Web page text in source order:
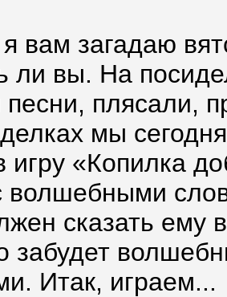
загадаю
ли вы. На
плясали,
мы
игру «Копилка
волшебными
сказать ему
забудет
Итак, играем...